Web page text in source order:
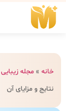
خانه » مجله زیبایی
نتایج و مزایای آن